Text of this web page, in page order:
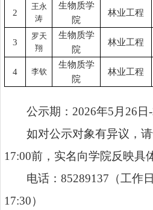
2
王永
涛
生物质学
院
林业工程
3
罗天
翔
生物质学
院
林业工程
4 李钦
生物质学
院
林业工程
公示期：2026年5月26日-
如对公示对象有异议，
17:00前，实名向学院反映具
电话：85289137（工作
17:30）